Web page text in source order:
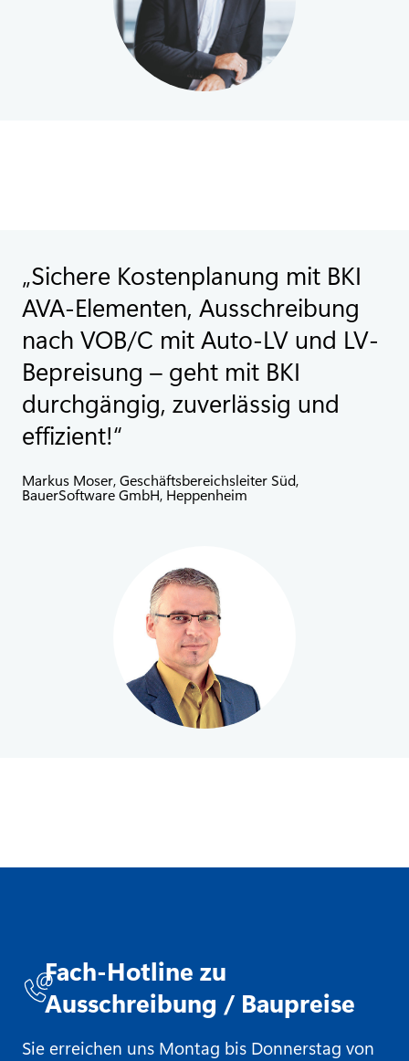
Sichere Kostenplanung mit BKI
AVA-Elementen, Ausschreibung
nach VOB/C mit Auto-LV und LV-
Bepreisung – geht mit BKI
durchgängig, zuverlässig und
effizient!
Markus Moser, Geschäftsbereichsleiter Süd,
BauerSoftware GmbH, Heppenheim
Fach-Hotline zu
Ausschreibung / Baupreise
Sie erreichen uns Montag bis Donnerstag von